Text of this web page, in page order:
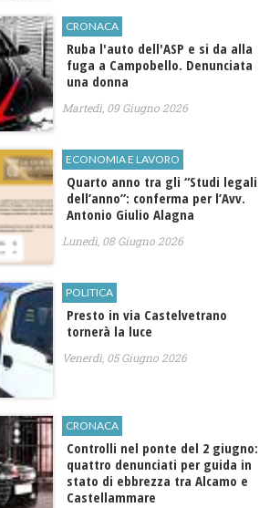
CRONACA
Ruba l'auto dell'ASP e si da alla
fuga a Campobello. Denunciata
una donna
Martedì, 09 Giugno 2026
ECONOMIA E LAVORO
​Quarto anno tra gli “Studi legali
dell’anno”: conferma per l’Avv.
Antonio Giulio Alagna
Lunedì, 08 Giugno 2026
POLITICA
Presto in via Castelvetrano
tornerà la luce
Venerdì, 05 Giugno 2026
CRONACA
Controlli nel ponte del 2 giugno:
quattro denunciati per guida in
stato di ebbrezza tra Alcamo e
Castellammare